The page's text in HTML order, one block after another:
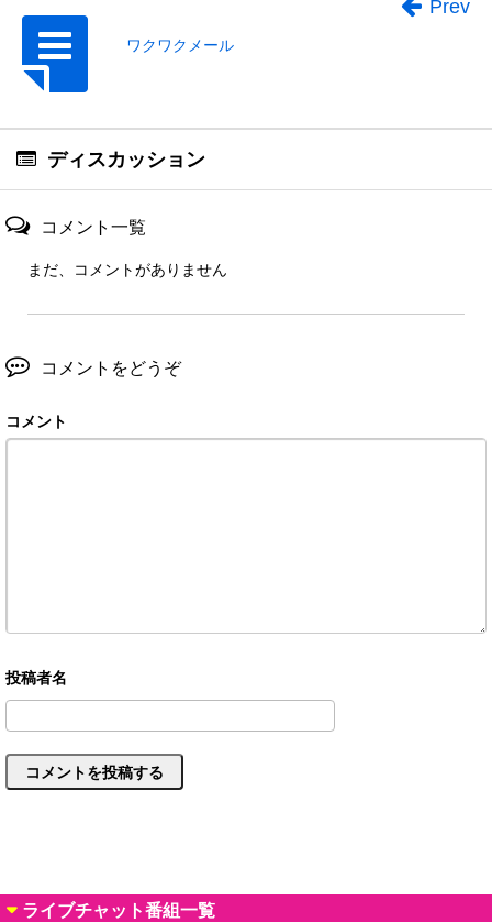
ワクワクメール
Prev
ディスカッション
コメント一覧
まだ、コメントがありません
コメントをどうぞ
コメント
ライブチャット番組一覧